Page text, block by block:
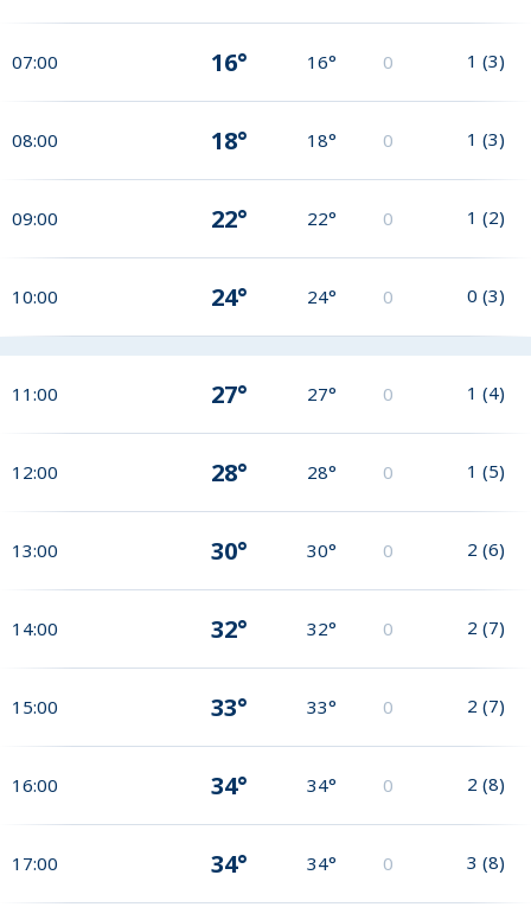
07:00 16° 16° 0 1 (3)
08:00 18° 18° 0 1 (3)
09:00 22° 22° 0 1 (2)
10:00 24° 24° 0 0 (3)
11:00 27° 27° 0 1 (4)
12:00 28° 28° 0 1 (5)
13:00 30° 30° 0 2 (6)
14:00 32° 32° 0 2 (7)
15:00 33° 33° 0 2 (7)
16:00 34° 34° 0 2 (8)
17:00 34° 34° 0 3 (8)